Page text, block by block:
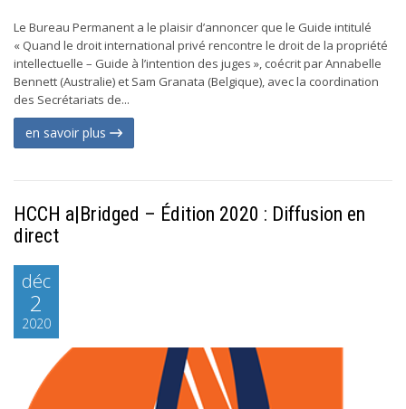
Le Bureau Permanent a le plaisir d’annoncer que le Guide intitulé
« Quand le droit international privé rencontre le droit de la propriété
intellectuelle – Guide à l’intention des juges », coécrit par Annabelle
Bennett (Australie) et Sam Granata (Belgique), avec la coordination
des Secrétariats de...
en savoir plus
HCCH a|Bridged – Édition 2020 : Diffusion en
direct
déc
2
2020